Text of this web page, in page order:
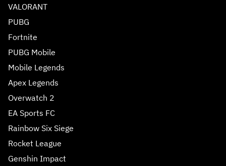
VALORANT
PUBG
Fortnite
PUBG Mobile
Mobile Legends
Apex Legends
Overwatch 2
EA Sports FC
Rainbow Six Siege
Rocket League
Genshin Impact